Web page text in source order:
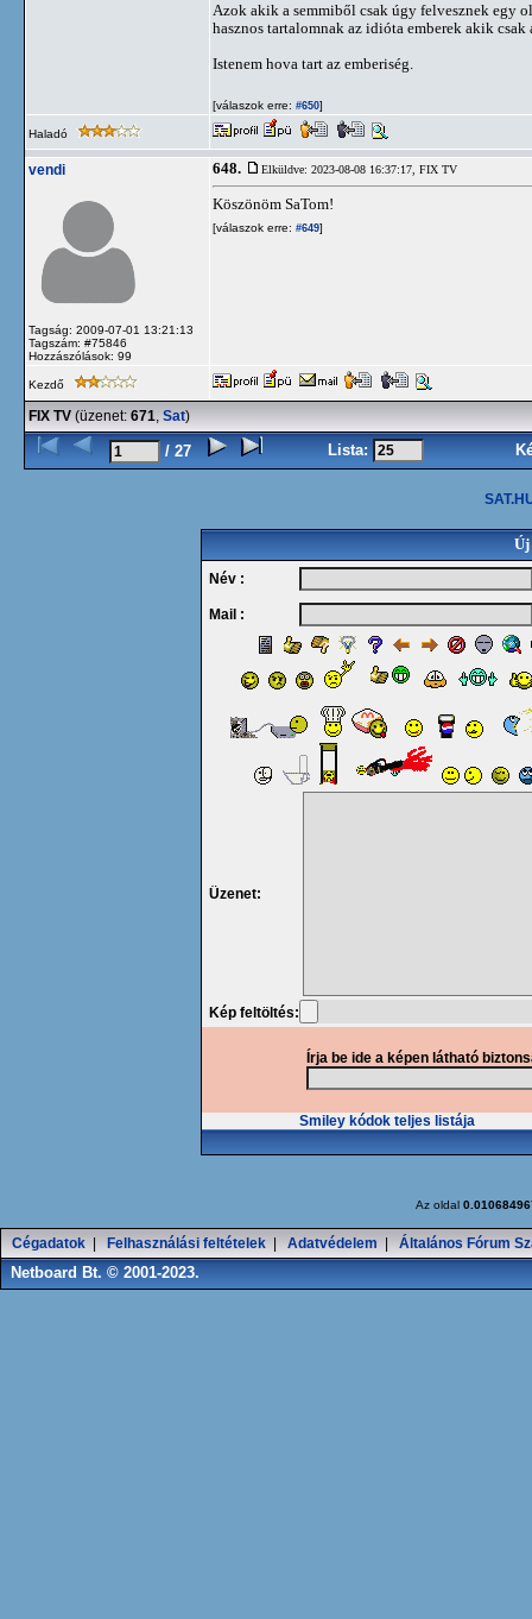
Azok akik a semmiből csak úgy felvesznek egy
hasznos tartalomnak az idióta emberek akik
Istenem hova tart az emberiség.
[válaszok erre: #650]
Haladó
vendi
Tagság: 2009-07-01 13:21:13
Tagszám: #75846
Hozzászólások: 99
648. Elküldve: 2023-08-08 16:37:17, FIX TV
Köszönöm SaTom!
[válaszok erre: #649]
Kezdő
FIX TV (üzenet: 671, Sat)
/ 27 Lista:
Új
Név :
Mail :
Üzenet:
Kép feltöltés:
Írja be ide a képen látható
Smiley kódok teljes listája
Az oldal
Cégadatok Felhasználási feltételek Adatvédelem Általános Fórum
Netboard Bt. © 2001-2023.